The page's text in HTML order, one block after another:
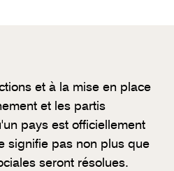
et à la mise en place
et les partis
pays est officiellement
signifie pas non plus que
seront résolues.